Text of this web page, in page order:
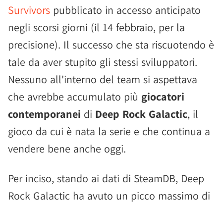
Survivors pubblicato in accesso anticipato
negli scorsi giorni (il 14 febbraio, per la
precisione). Il successo che sta riscuotendo è
tale da aver stupito gli stessi sviluppatori.
Nessuno all'interno del team si aspettava
che avrebbe accumulato più giocatori
contemporanei di Deep Rock Galactic, il
gioco da cui è nata la serie e che continua a
vendere bene anche oggi.
Per inciso, stando ai dati di SteamDB, Deep
Rock Galactic ha avuto un picco massimo di